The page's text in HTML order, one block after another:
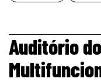
page
Auditório